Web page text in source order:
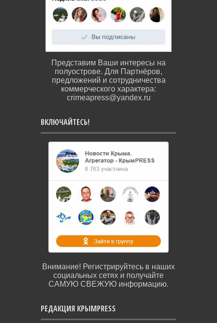
Представим Ваши интересы на
полуострове. Для Партнёров,
предложений и сотрудничества
коммерческого характера:
crimeapress@yandex.ru
ВКЛЮЧАЙТЕСЬ!
Внимание! Регистрируйтесь в наших
социальных сетях и получайте
САМУЮ СВЕЖУЮ информацию.
РЕДАКЦИЯ КРЫМPRESS